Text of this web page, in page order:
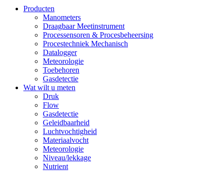
Producten
Manometers
Draagbaar Meetinstrument
Processensoren & Procesbeheersing
Procestechniek Mechanisch
Datalogger
Meteorologie
Toebehoren
Gasdetectie
Wat wilt u meten
Druk
Flow
Gasdetectie
Geleidbaarheid
Luchtvochtigheid
Materiaalvocht
Meteorologie
Niveau/lekkage
Nutrient